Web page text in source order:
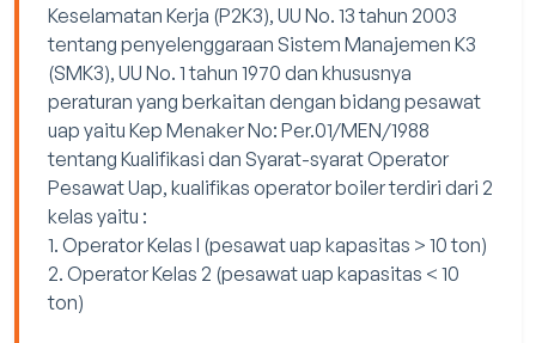
Keselamatan Kerja (P2K3), UU No. 13 tahun 2003
tentang penyelenggaraan Sistem Manajemen K3
(SMK3), UU No. 1 tahun 1970 dan khususnya
peraturan yang berkaitan dengan bidang pesawat
uap yaitu Kep Menaker No: Per.01/MEN/1988
tentang Kualifikasi dan Syarat-syarat Operator
Pesawat Uap, kualifikas operator boiler terdiri dari 2
kelas yaitu :
1. Operator Kelas I (pesawat uap kapasitas > 10 ton)
2. Operator Kelas 2 (pesawat uap kapasitas < 10
ton)